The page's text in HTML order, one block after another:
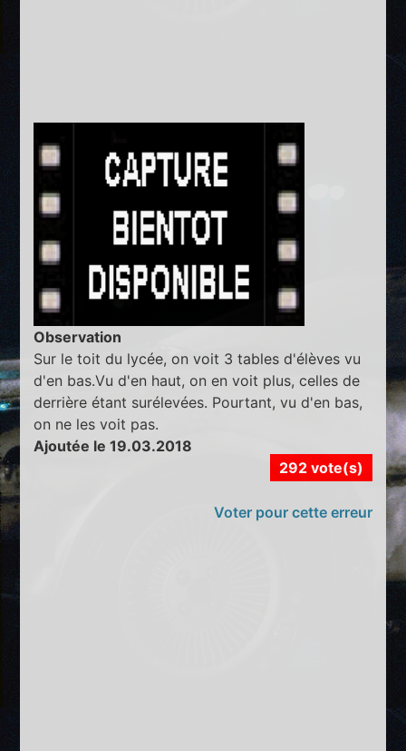
Observation
Sur le toit du lycée, on voit 3 tables d'élèves vu
d'en bas.Vu d'en haut, on en voit plus, celles de
derrière étant surélevées. Pourtant, vu d'en bas,
on ne les voit pas.
Ajoutée le 19.03.2018
292 vote(s)
Voter pour cette erreur